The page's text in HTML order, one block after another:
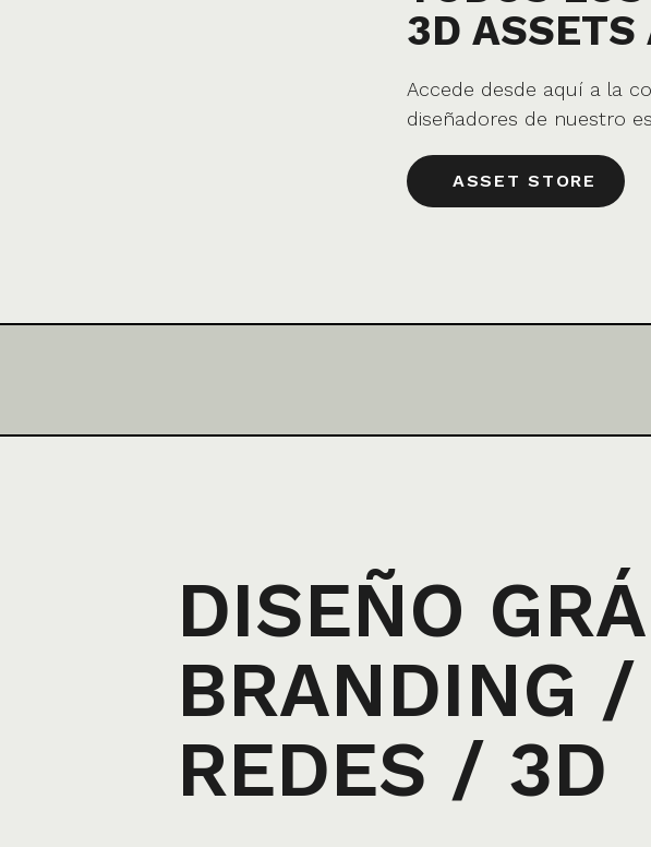
3D ASSETS
Accede desde aquí a la
diseñadores de nuestro
ASSET STORE
DISEÑO
BRANDING
REDES / 3D